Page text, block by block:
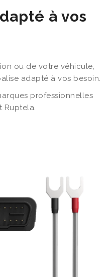
à vos
ou de votre véhicule,
adapté à vos besoin.
professionnelles